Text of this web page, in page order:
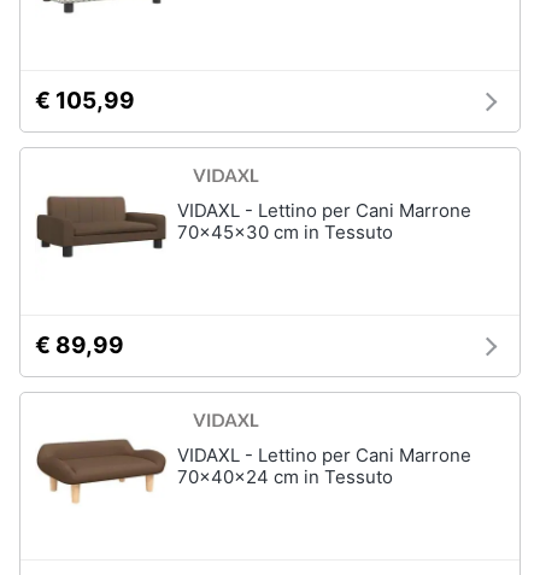
€ 105,99
VIDAXL - Lettino per Cani Marrone
70x45x30 cm in Tessuto
€ 89,99
VIDAXL - Lettino per Cani Marrone
70x40x24 cm in Tessuto